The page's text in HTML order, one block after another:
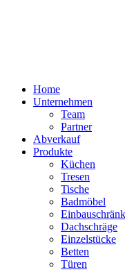
Home
Unternehmen
Team
Partner
Abverkauf
Produkte
Küchen
Tresen
Tische
Badmöbel
Dachschräge
Einzelstücke
Betten
Türen